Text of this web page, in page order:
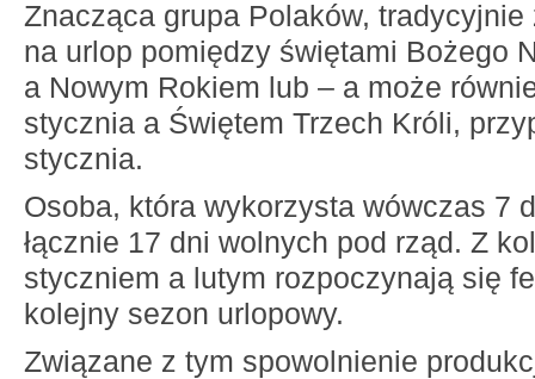
Znacząca grupa Polaków,
na urlop pomiędzy świętami Bożego
a Nowym Rokiem lub – a może
stycznia a Świętem Trzech Króli,
stycznia.
Osoba, która wykorzysta wówczas 7
łącznie 17 dni wolnych pod rząd. Z
styczniem a lutym rozpoczynają się
kolejny sezon urlopowy.
Związane z tym spowolnienie